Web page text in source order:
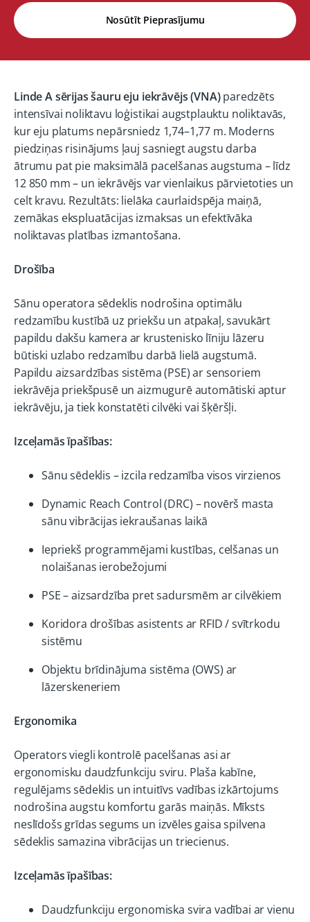
Nosūtīt Pieprasījumu
Linde A sērijas šauru eju iekrāvējs (VNA)paredzēts
intensīvai noliktavu loģistikai augstplauktu noliktavās,
kur eju platums nepārsniedz 1,74–1,77 m. Moderns
piedziņas risinājums ļauj sasniegt augstu darba
ātrumu pat pie maksimālā pacelšanas augstuma – līdz
12 850 mm – un iekrāvējs var vienlaikus pārvietoties un
celt kravu. Rezultāts: lielāka caurlaidspēja maiņā,
zemākas ekspluatācijas izmaksas un efektīvāka
noliktavas platības izmantošana.
Drošība
Sānu operatora sēdeklis nodrošina optimālu
redzamību kustībā uz priekšu un atpakaļ, savukārt
papildu dakšu kamera ar krustenisko līniju lāzeru
būtiski uzlabo redzamību darbā lielā augstumā.
Papildu aizsardzības sistēma (PSE) ar sensoriem
iekrāvēja priekšpusē un aizmugurē automātiski aptur
iekrāvēju, ja tiek konstatēti cilvēki vai šķēršļi.
Izceļamās īpašības:
Sānu sēdeklis – izcila redzamība visos virzienos
Dynamic Reach Control (DRC) – novērš masta
sānu vibrācijas iekraušanas laikā
Iepriekš programmējami kustības, celšanas un
nolaišanas ierobežojumi
PSE – aizsardzība pret sadursmēm ar cilvēkiem
Koridora drošības asistents ar RFID / svītrkodu
sistēmu
Objektu brīdinājuma sistēma (OWS) ar
lāzerskeneriem
Ergonomika
Operators viegli kontrolē pacelšanas asi ar
ergonomisku daudzfunkciju sviru. Plaša kabīne,
regulējams sēdeklis un intuitīvs vadības izkārtojums
nodrošina augstu komfortu garās maiņās. Mīksts
neslīdošs grīdas segums un izvēles gaisa spilvena
sēdeklis samazina vibrācijas un triecienus.
Izceļamās īpašības:
Daudzfunkciju ergonomiska svira vadībai ar vienu